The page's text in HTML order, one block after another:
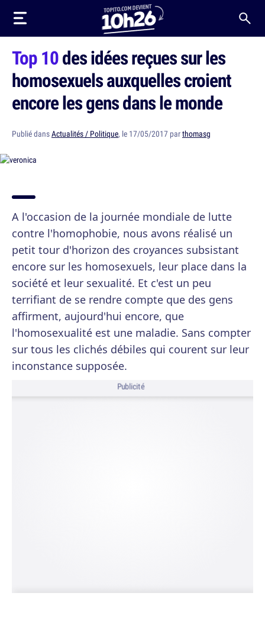
Top 10des idées reçues sur les
homosexuels auxquelles croient
encore les gens dans le monde
Publié dansActualités / Politique, le 17/05/2017 parthomasg
A l'occasion de la journée mondiale de lutte
contre l'homophobie, nous avons réalisé un
petit tour d'horizon des croyances subsistant
encore sur les homosexuels, leur place dans la
société et leur sexualité. Et c'est un peu
terrifiant de se rendre compte que des gens
affirment, aujourd'hui encore, que
l'homosexualité est une maladie. Sans compter
sur tous les clichés débiles qui courent sur leur
inconstance supposée.
Publicité